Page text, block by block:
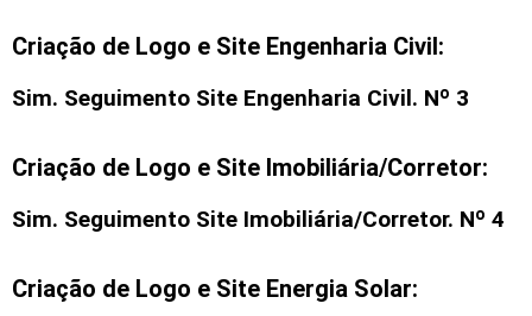
Criação de Logo e Site Engenharia Civil:
Sim. Seguimento Site Engenharia Civil. Nº 3
Criação de Logo e Site Imobiliária/Corretor:
Sim. Seguimento Site Imobiliária/Corretor. Nº 4
Criação de Logo e Site Energia Solar: